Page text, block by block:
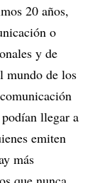
20 años,
o
y de
mundo de los
llegar a
emiten
más